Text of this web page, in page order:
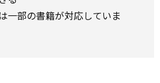
一部の書籍が対応していま